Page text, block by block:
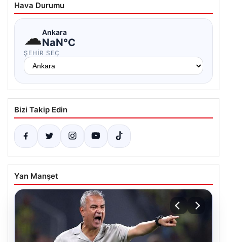
Hava Durumu
☁Ankara
NaN°C
ŞEHIR SEÇ
Bizi Takip Edin
Yan Manşet